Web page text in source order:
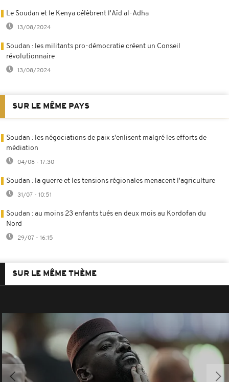
Le Soudan et le Kenya célèbrent l'Aïd al-Adha
13/08/2024
Soudan : les militants pro-démocratie créent un Conseil
révolutionnaire
13/08/2024
SUR LE MÊME PAYS
Soudan : les négociations de paix s'enlisent malgré les efforts de
médiation
04/08 - 17:30
Soudan : la guerre et les tensions régionales menacent l'agriculture
31/07 - 10:51
Soudan : au moins 23 enfants tués en deux mois au Kordofan du
Nord
29/07 - 16:15
SUR LE MÊME THÈME